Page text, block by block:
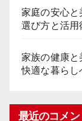
家庭の安心と
選び方と活用
家族の健康と
快適な暮らし
最近のコメン